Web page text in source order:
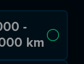
-
km